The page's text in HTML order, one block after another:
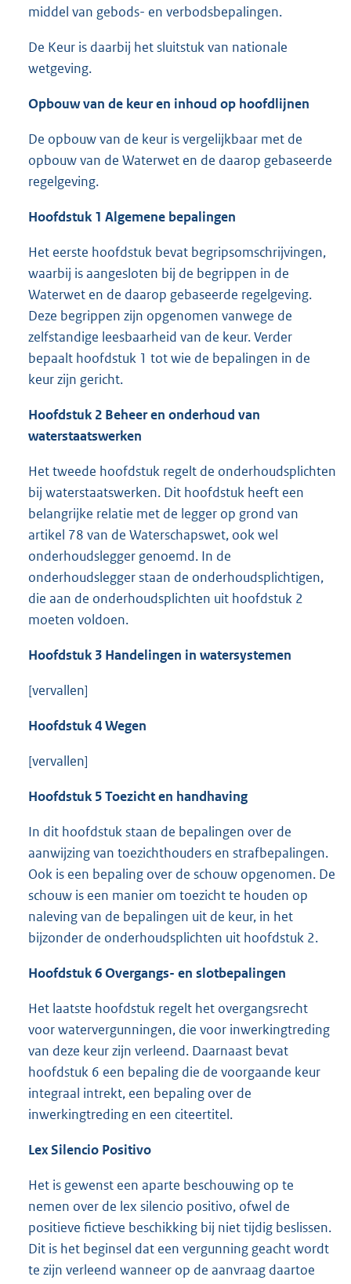
middel van gebods- en verbodsbepalingen.
De Keur is daarbij het sluitstuk van nationale
wetgeving.
Opbouw van de keur en inhoud op hoofdlijnen
De opbouw van de keur is vergelijkbaar met de
opbouw van de Waterwet en de daarop gebaseerde
regelgeving.
Hoofdstuk 1 Algemene bepalingen
Het eerste hoofdstuk bevat begripsomschrijvingen,
waarbij is aangesloten bij de begrippen in de
Waterwet en de daarop gebaseerde regelgeving.
Deze begrippen zijn opgenomen vanwege de
zelfstandige leesbaarheid van de keur. Verder
bepaalt hoofdstuk 1 tot wie de bepalingen in de
keur zijn gericht.
Hoofdstuk 2 Beheer en onderhoud van
waterstaatswerken
Het tweede hoofdstuk regelt de onderhoudsplichten
bij waterstaatswerken. Dit hoofdstuk heeft een
belangrijke relatie met de legger op grond van
artikel 78 van de Waterschapswet, ook wel
onderhoudslegger genoemd. In de
onderhoudslegger staan de onderhoudsplichtigen,
die aan de onderhoudsplichten uit hoofdstuk 2
moeten voldoen.
Hoofdstuk 3 Handelingen in watersystemen
[vervallen]
Hoofdstuk 4 Wegen
[vervallen]
Hoofdstuk 5 Toezicht en handhaving
In dit hoofdstuk staan de bepalingen over de
aanwijzing van toezichthouders en strafbepalingen.
Ook is een bepaling over de schouw opgenomen. De
schouw is een manier om toezicht te houden op
naleving van de bepalingen uit de keur, in het
bijzonder de onderhoudsplichten uit hoofdstuk 2.
Hoofdstuk 6 Overgangs- en slotbepalingen
Het laatste hoofdstuk regelt het overgangsrecht
voor watervergunningen, die voor inwerkingtreding
van deze keur zijn verleend. Daarnaast bevat
hoofdstuk 6 een bepaling die de voorgaande keur
integraal intrekt, een bepaling over de
inwerkingtreding en een citeertitel.
Lex Silencio Positivo
Het is gewenst een aparte beschouwing op te
nemen over de lex silencio positivo, ofwel de
positieve fictieve beschikking bij niet tijdig beslissen.
Dit is het beginsel dat een vergunning geacht wordt
te zijn verleend wanneer op de aanvraag daartoe